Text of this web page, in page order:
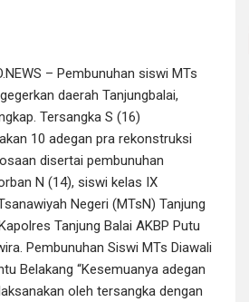
– Pembunuhan siswi MTs
daerah Tanjungbalai,
Tersangka S (16)
10 adegan pra rekonstruksi
disertai pembunuhan
N (14), siswi kelas IX
Negeri (MTsN) Tanjung
Tanjung Balai AKBP Putu
Pembunuhan Siswi MTs Diawali
Belakang “Kesemuanya adegan
oleh tersangka dengan